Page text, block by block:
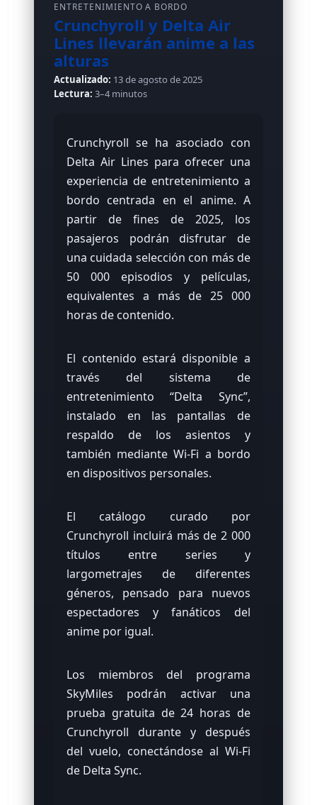
ENTRETENIMIENTO A BORDO
Crunchyroll y Delta Air
Lines llevarán anime a las
alturas
Actualizado: 13 de agosto de 2025
Lectura: 3–4 minutos
Crunchyroll se ha asociado con
Delta Air Lines para ofrecer una
experiencia de entretenimiento a
bordo centrada en el anime. A
partir de fines de 2025, los
pasajeros podrán disfrutar de
una cuidada selección con más de
50 000 episodios y películas,
equivalentes a más de 25 000
horas de contenido.
El contenido estará disponible a
través del sistema de
entretenimiento “Delta Sync”,
instalado en las pantallas de
respaldo de los asientos y
también mediante Wi-Fi a bordo
en dispositivos personales.
El catálogo curado por
Crunchyroll incluirá más de 2 000
títulos entre series y
largometrajes de diferentes
géneros, pensado para nuevos
espectadores y fanáticos del
anime por igual.
Los miembros del programa
SkyMiles podrán activar una
prueba gratuita de 24 horas de
Crunchyroll durante y después
del vuelo, conectándose al Wi-Fi
de Delta Sync.